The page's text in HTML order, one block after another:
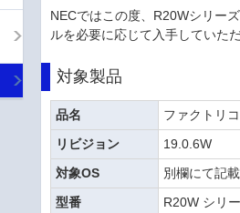
NECではこの度、R20Wシリー
ルを必要に応じて入手していた
対象製品
品名
ファクトリ
リビジョン
19.0.6W
対象OS
別欄にて記載
型番
R20W シリ